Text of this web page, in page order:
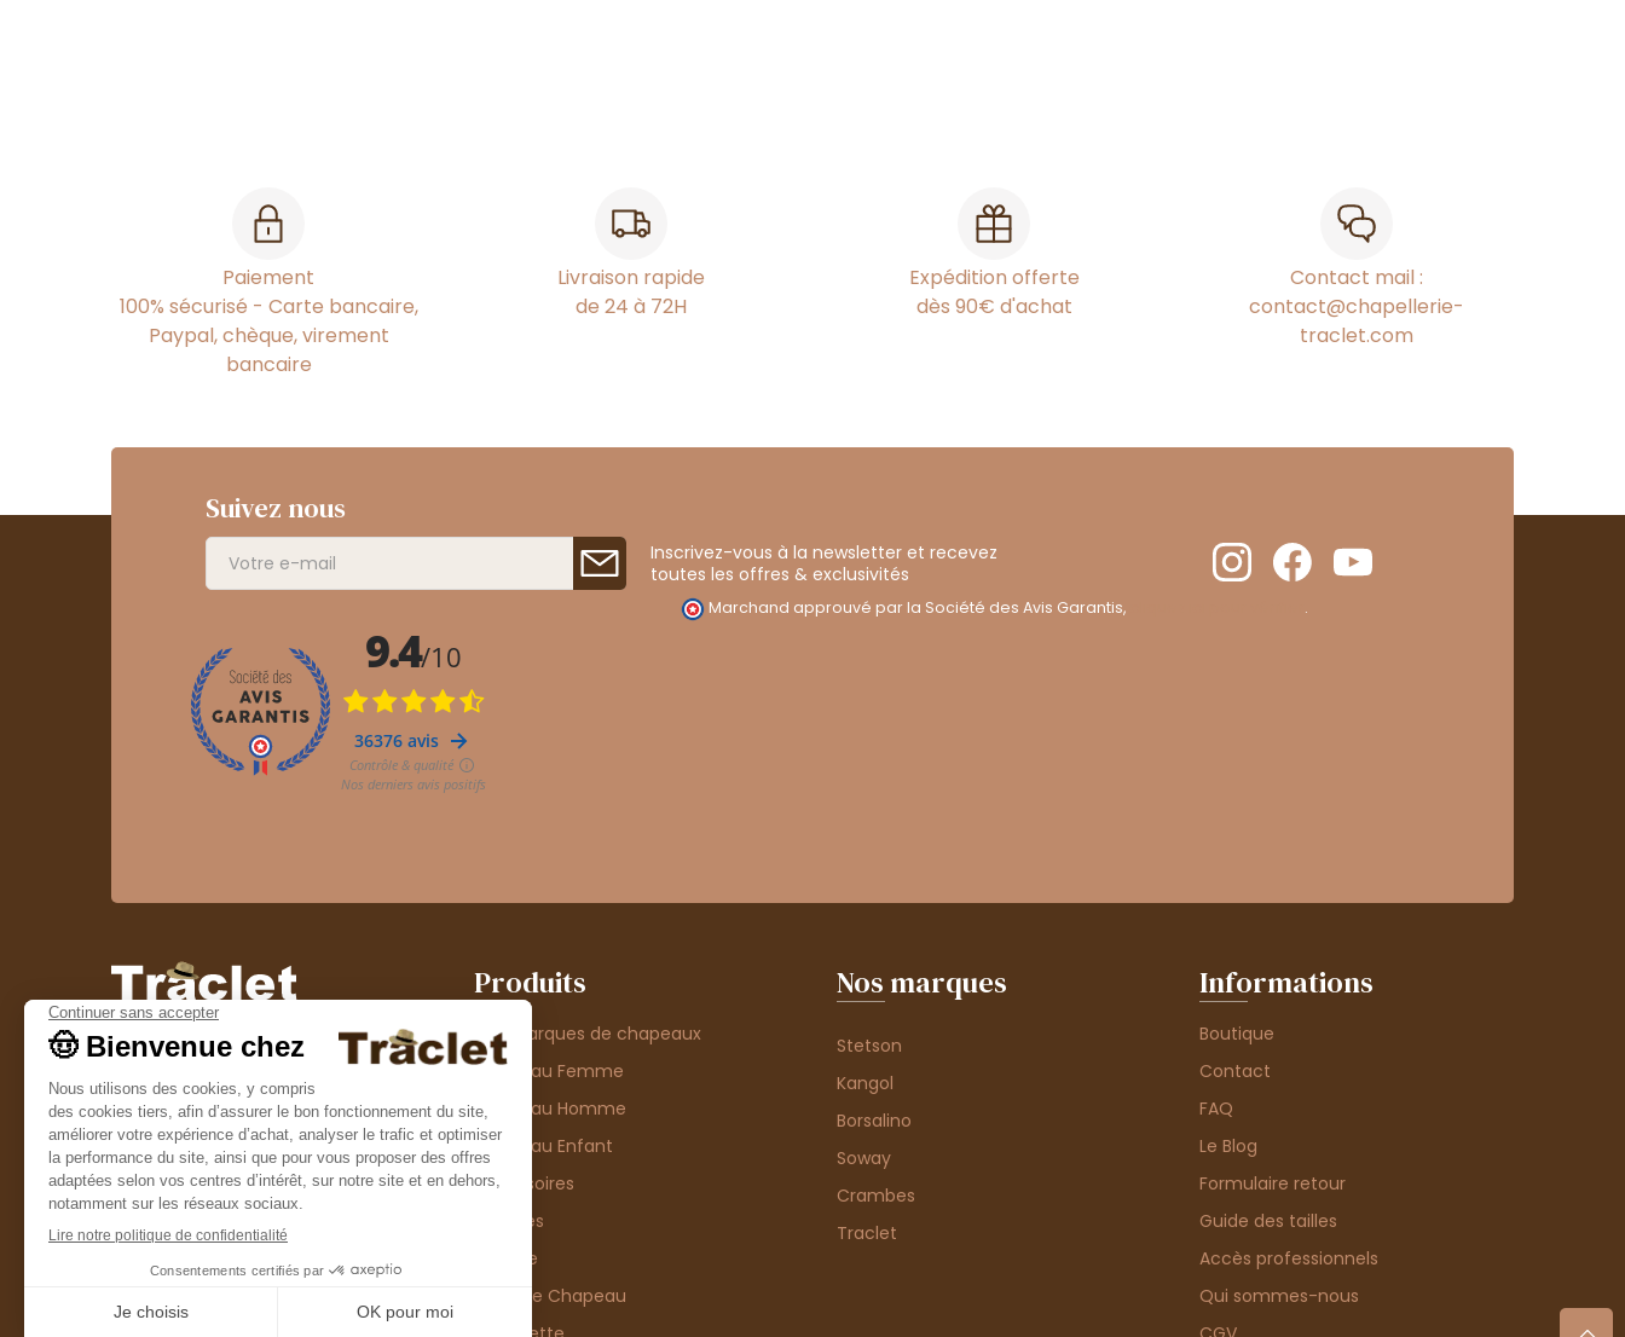
Paiement
100% sécurisé - Carte bancaire,
Paypal, chèque, virement
bancaire
Livraison rapide
de 24 à 72H
Expédition offerte
dès 90€ d'achat
Contact mail :
contact@chapellerie-
traclet.com
Suivez nous
Inscrivez-vous à la newsletter et recevez
toutes les offres & exclusivités
Marchand approuvé par la Société des Avis Garantis, .
Entrepôt stockage
Chapellerie Traclet
14 Impasse Bardin
42300 Roanne
contact@chapellerie-traclet.com
Boutique
Chapellerie Traclet
4 rue de Cadore
Produits
Nos marques de chapeaux
Chapeau Femme
Chapeau Homme
Chapeau Enfant
Accessoires
Thèmes
Matière
Type de Chapeau
Nos marques
Stetson
Kangol
Borsalino
Soway
Crambes
Traclet
Informations
Boutique
Contact
FAQ
Le Blog
Formulaire retour
Guide des tailles
Accès professionnels
Qui sommes-nous